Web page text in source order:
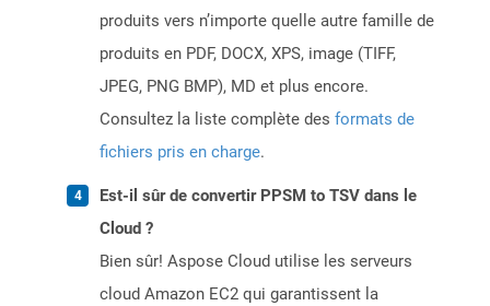
produits vers n’importe quelle autre famille de
produits en PDF, DOCX, XPS, image (TIFF,
JPEG, PNG BMP), MD et plus encore.
Consultez la liste complète des formats de
fichiers pris en charge.
Est-il sûr de convertir PPSM to TSV dans le
Cloud ?
Bien sûr! Aspose Cloud utilise les serveurs
cloud Amazon EC2 qui garantissent la